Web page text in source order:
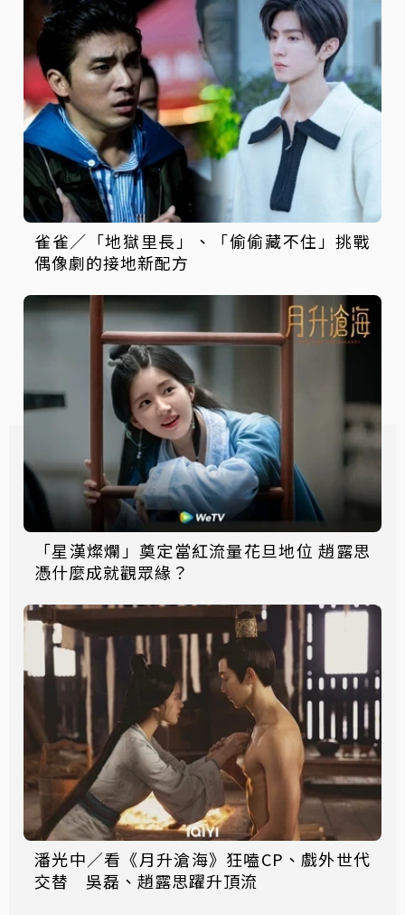
雀雀／「地獄里長」、「偷偷藏不住」挑戰
偶像劇的接地新配方
「星漢燦爛」奠定當紅流量花旦地位 趙露思
憑什麼成就觀眾緣？
潘光中／看《月升滄海》狂嗑CP、戲外世代
交替 吳磊、趙露思躍升頂流